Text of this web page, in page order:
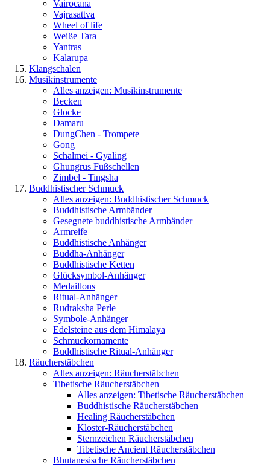
Vairocana
Vajrasattva
Wheel of life
Weiße Tara
Yantras
Kalarupa
Klangschalen
Musikinstrumente
Alles anzeigen: Musikinstrumente
Becken
Glocke
Damaru
DungChen - Trompete
Gong
Schalmei - Gyaling
Ghungrus Fußschellen
Zimbel - Tingsha
Buddhistischer Schmuck
Alles anzeigen: Buddhistischer Schmuck
Buddhistische Armbänder
Gesegnete buddhistische Armbänder
Armreife
Buddhistische Anhänger
Buddha-Anhänger
Buddhistische Ketten
Glücksymbol-Anhänger
Medaillons
Ritual-Anhänger
Rudraksha Perle
Symbole-Anhänger
Edelsteine aus dem Himalaya
Schmuckornamente
Buddhistische Ritual-Anhänger
Räucherstäbchen
Alles anzeigen: Räucherstäbchen
Tibetische Räucherstäbchen
Alles anzeigen: Tibetische Räucherstäbchen
Buddhistische Räucherstäbchen
Healing Räucherstäbchen
Kloster-Räucherstäbchen
Sternzeichen Räucherstäbchen
Tibetische Ancient Räucherstäbchen
Bhutanesische Räucherstäbchen